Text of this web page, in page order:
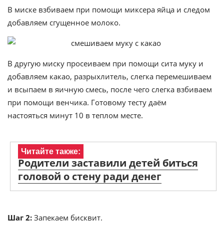
В миске взбиваем при помощи миксера яйца и следом
добавляем сгущенное молоко.
В другую миску просеиваем при помощи сита муку и
добавляем какао, разрыхлитель, слегка перемешиваем
и всыпаем в яичную смесь, после чего слегка взбиваем
при помощи венчика. Готовому тесту даём
настояться минут 10 в теплом месте.
Читайте также:
Родители заставили детей биться
головой о стену ради денег
Шаг 2: Запекаем бисквит.